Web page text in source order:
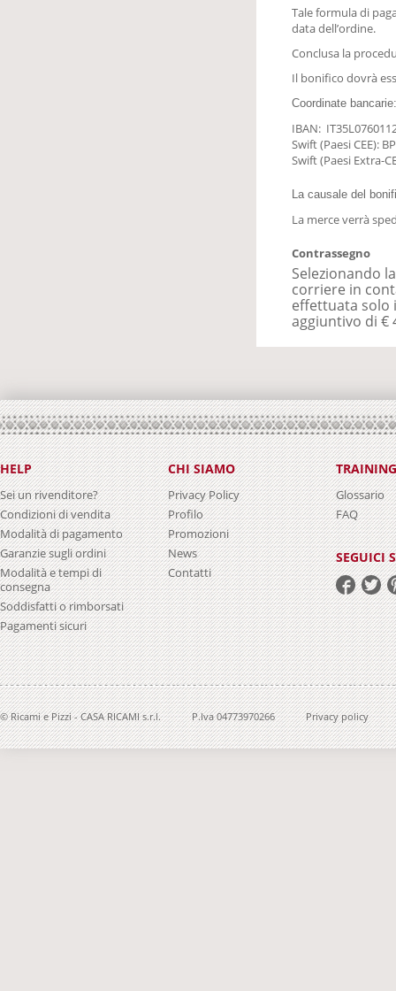
Tale formula di
data dell’ordine.
Conclusa la
Il bonifico dovrà
Coordinate
IBAN:
Swift (Paesi CEE):
Swift (Paesi Extra-
La causale del
La merce verrà
Contrassegno
Selezionando
corriere in
effettuata solo
aggiuntivo di €
HELP
Sei un rivenditore?
Condizioni di vendita
Modalità di pagamento
Garanzie sugli ordini
Modalità e tempi di
consegna
Soddisfatti o rimborsati
Pagamenti sicuri
CHI SIAMO
Privacy Policy
Profilo
Promozioni
News
Contatti
TRAINING
Glossario
FAQ
SEGUICI
© Ricami e Pizzi - CASA RICAMI s.r.l. P.Iva 04773970266 Privacy policy